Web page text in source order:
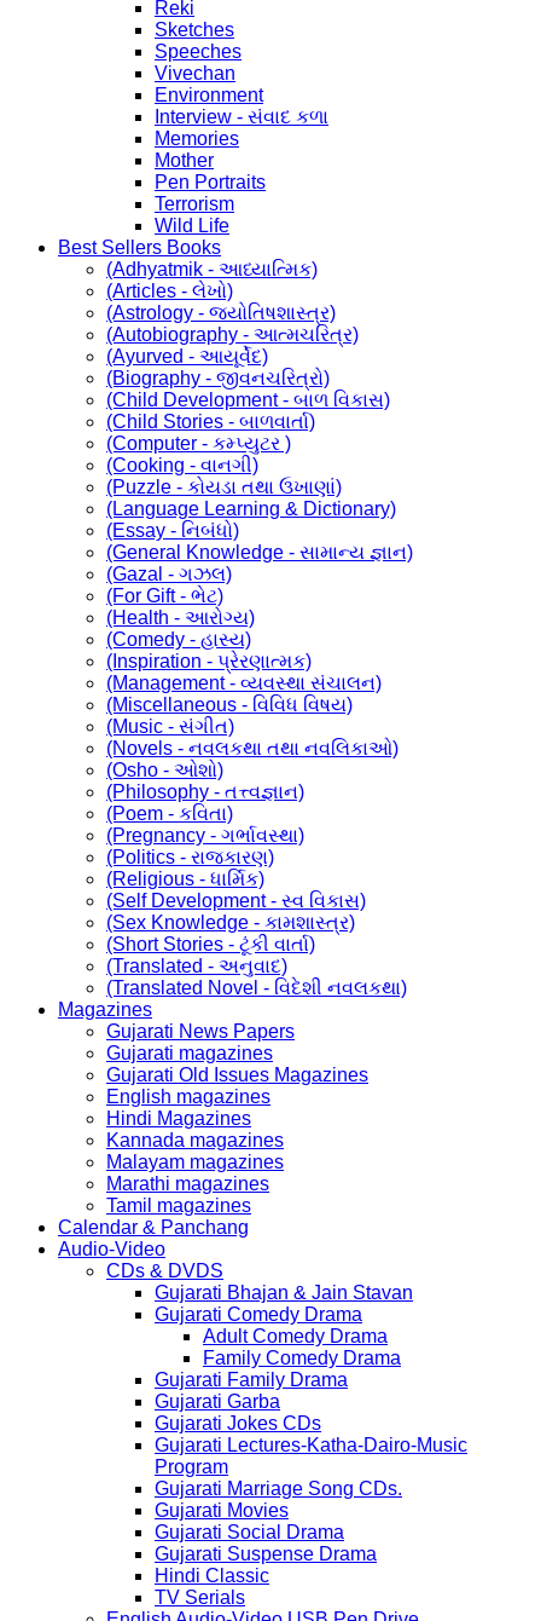
Reki
Sketches
Speeches
Vivechan
Environment
Interview - સંવાદ કળા
Memories
Mother
Pen Portraits
Terrorism
Wild Life
Best Sellers Books
(Adhyatmik - આધ્યાત્મિક)
(Articles - લેખો)
(Astrology - જ્યોતિષશાસ્ત્ર)
(Autobiography - આત્મચરિત્ર)
(Ayurved - આયૂર્વેદ)
(Biography - જીવનચરિત્રો)
(Child Development - બાળ વિકાસ)
(Child Stories - બાળવાર્તા)
(Computer - કમ્પ્યુટર )
(Cooking - વાનગી)
(Puzzle - કોયડા તથા ઉખાણાં)
(Language Learning & Dictionary)
(Essay - નિબંધો)
(General Knowledge - સામાન્ય જ્ઞાન)
(Gazal - ગઝલ)
(For Gift - ભેટ)
(Health - આરોગ્ય)
(Comedy - હાસ્ય)
(Inspiration - પ્રેરણાત્મક)
(Management - વ્યવસ્થા સંચાલન)
(Miscellaneous - વિવિધ વિષય)
(Music - સંગીત)
(Novels - નવલકથા તથા નવલિકાઓ)
(Osho - ઓશો)
(Philosophy - તત્ત્વજ્ઞાન)
(Poem - કવિતા)
(Pregnancy - ગર્ભાવસ્થા)
(Politics - રાજકારણ)
(Religious - ધાર્મિક)
(Self Development - સ્વ વિકાસ)
(Sex Knowledge - કામશાસ્ત્ર)
(Short Stories - ટૂંકી વાર્તા)
(Translated - અનુવાદ)
(Translated Novel - વિદેશી નવલકથા)
Magazines
Gujarati News Papers
Gujarati magazines
Gujarati Old Issues Magazines
English magazines
Hindi Magazines
Kannada magazines
Malayam magazines
Marathi magazines
Tamil magazines
Calendar & Panchang
Audio-Video
CDs & DVDS
Gujarati Bhajan & Jain Stavan
Gujarati Comedy Drama
Adult Comedy Drama
Family Comedy Drama
Gujarati Family Drama
Gujarati Garba
Gujarati Jokes CDs
Gujarati Lectures-Katha-Dairo-Music
Program
Gujarati Marriage Song CDs.
Gujarati Movies
Gujarati Social Drama
Gujarati Suspense Drama
Hindi Classic
TV Serials